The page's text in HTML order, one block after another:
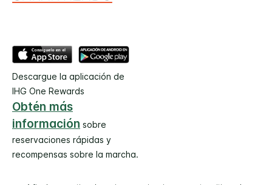
Descargue la aplicación de
IHG One Rewards
Obtén más
información sobre
reservaciones rápidas y
recompensas sobre la marcha.